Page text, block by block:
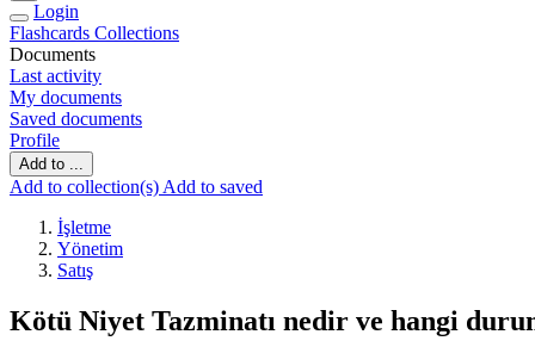
Login
Flashcards Collections
Documents
Last activity
My documents
Saved documents
Profile
Add to ...
Add to collection(s) Add to saved
İşletme
Yönetim
Satış
Kötü Niyet Tazminatı nedir ve hangi